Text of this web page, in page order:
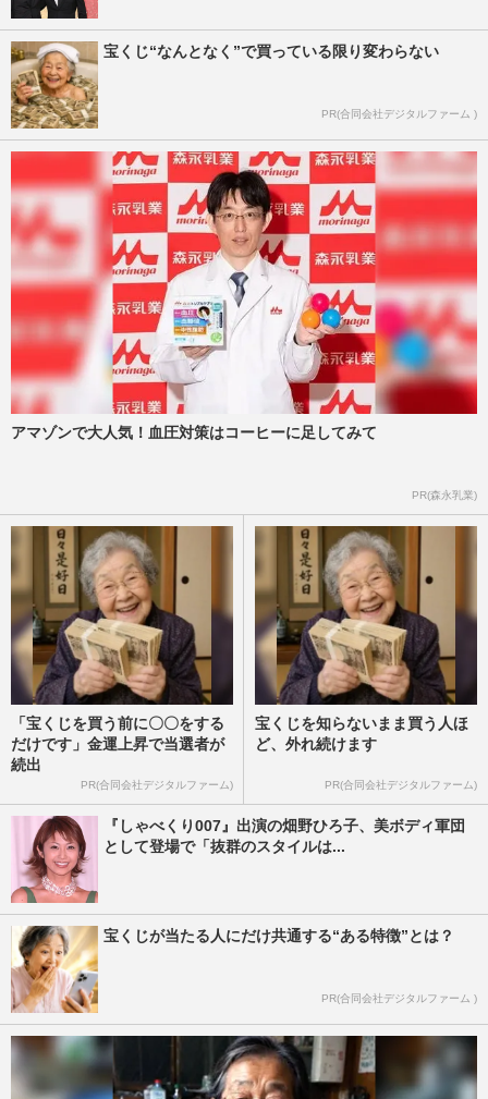
宝くじ“なんとなく”で買っている限り変わらない
PR(合同会社デジタルファーム )
アマゾンで大人気！血圧対策はコーヒーに足してみて
PR(森永乳業)
「宝くじを買う前に〇〇をする
だけです」金運上昇で当選者が
続出
PR(合同会社デジタルファーム)
宝くじを知らないまま買う人ほ
ど、外れ続けます
PR(合同会社デジタルファーム)
『しゃべくり007』出演の畑野ひろ子、美ボディ軍団
として登場で「抜群のスタイルは...
宝くじが当たる人にだけ共通する“ある特徴”とは？
PR(合同会社デジタルファーム )